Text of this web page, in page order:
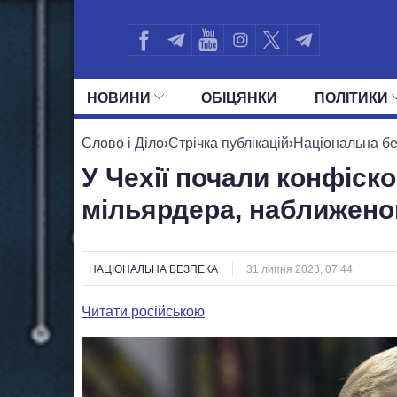
НОВИНИ ОБIЦЯНКИ ПОЛIТИКИ
УСІ ПОЛІТИКИ ПРЕЗИДЕНТ І
Слово і Діло›Стрічка публікацій›Національна
У Чехії почали
мільярдера,
НАЦІОНАЛЬНА БЕЗПЕКА 31 липня 2023, 07:44
Читати російською